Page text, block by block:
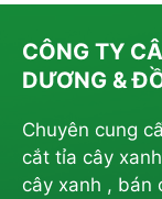
CÔNG TY
DƯƠNG &
Chuyên cung
cắt tỉa cây
cây xanh , bán